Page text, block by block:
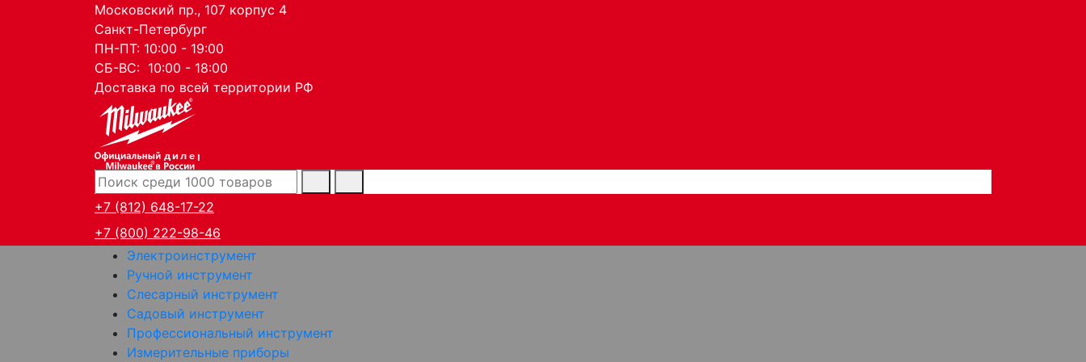
Московский пр., 107 корпус 4
Санкт-Петербург
ПН-ПТ: 10:00 - 19:00
СБ-ВС: 10:00 - 18:00
Доставка по всей территории РФ
дилер
+7 (812) 648-17-22
+7 (800) 222-98-46
Электроинструмент
Ручной инструмент
Слесарный инструмент
Садовый инструмент
Профессиональный инструмент
Измерительные приборы